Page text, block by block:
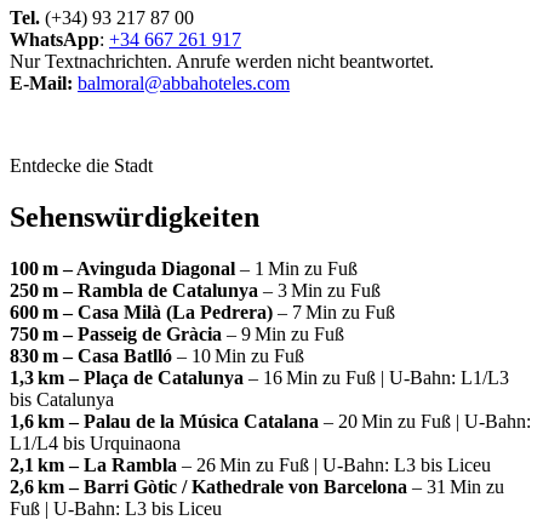
Tel. (+34) 93 217 87 00
WhatsApp: +34 667 261 917
Nur Textnachrichten. Anrufe werden nicht beantwortet.
E-Mail: balmoral@abbahoteles.com
Entdecke die Stadt
Sehenswürdigkeiten
100 m – Avinguda Diagonal – 1 Min zu Fuß
250 m – Rambla de Catalunya – 3 Min zu Fuß
600 m – Casa Milà (La Pedrera) – 7 Min zu Fuß
750 m – Passeig de Gràcia – 9 Min zu Fuß
830 m – Casa Batlló – 10 Min zu Fuß
1,3 km – Plaça de Catalunya – 16 Min zu Fuß | U-Bahn: L1/L3
bis Catalunya
1,6 km – Palau de la Música Catalana – 20 Min zu Fuß | U-Bahn:
L1/L4 bis Urquinaona
2,1 km – La Rambla – 26 Min zu Fuß | U-Bahn: L3 bis Liceu
2,6 km – Barri Gòtic / Kathedrale von Barcelona – 31 Min zu
Fuß | U-Bahn: L3 bis Liceu